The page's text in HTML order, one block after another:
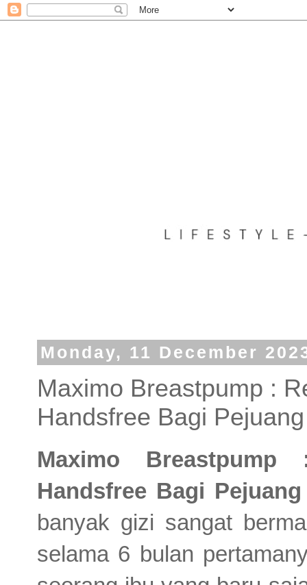
Monday, 11 December
Maximo Breastpump :
Handsfree Bagi
Maximo
Handsfree Bagi
banyak gizi sangat
selama 6 bulan